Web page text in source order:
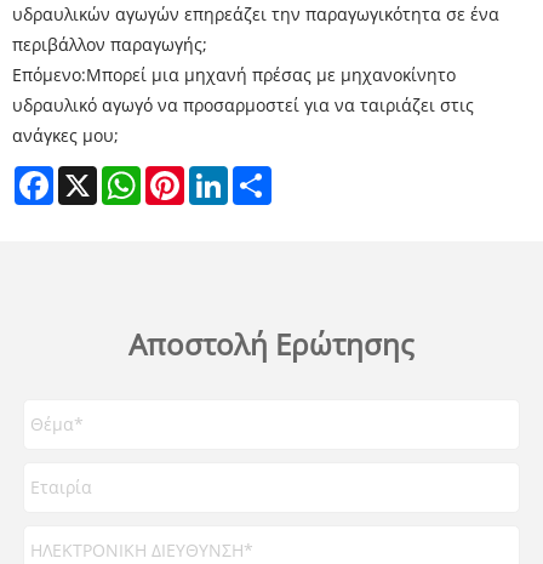
υδραυλικών αγωγών επηρεάζει την παραγωγικότητα σε ένα
περιβάλλον παραγωγής;
Επόμενο:Μπορεί μια μηχανή πρέσας με μηχανοκίνητο
υδραυλικό αγωγό να προσαρμοστεί για να ταιριάζει στις
ανάγκες μου;
Facebook
X WhatsAppPinterestLinkedIn
Αποστολή Ερώτησης